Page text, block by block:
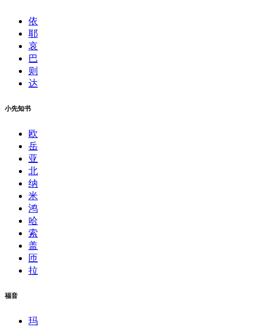
依
耶
哀
巴
则
达
小先知书
欧
岳
亚
北
纳
米
鸿
哈
索
盖
匝
拉
福音
玛